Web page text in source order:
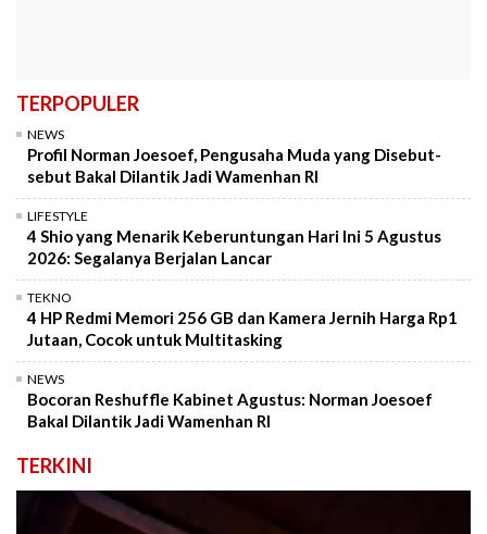
TERPOPULER
NEWS
Profil Norman Joesoef, Pengusaha Muda yang Disebut-
sebut Bakal Dilantik Jadi Wamenhan RI
LIFESTYLE
4 Shio yang Menarik Keberuntungan Hari Ini 5 Agustus
2026: Segalanya Berjalan Lancar
TEKNO
4 HP Redmi Memori 256 GB dan Kamera Jernih Harga Rp1
Jutaan, Cocok untuk Multitasking
NEWS
Bocoran Reshuffle Kabinet Agustus: Norman Joesoef
Bakal Dilantik Jadi Wamenhan RI
TERKINI